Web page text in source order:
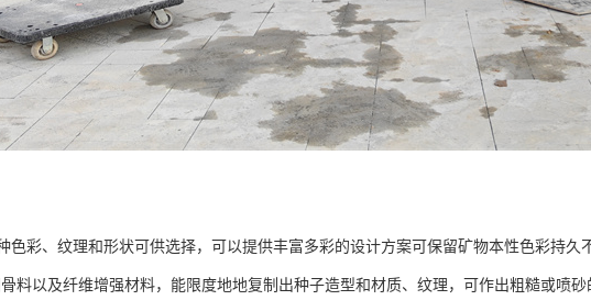
彩、纹理和形状可供选择，可以提供丰富多彩的设计方案可保留矿物本性色彩持久
以及纤维增强材料，能限度地地复制出种子造型和材质、纹理，可作出粗糙或喷砂